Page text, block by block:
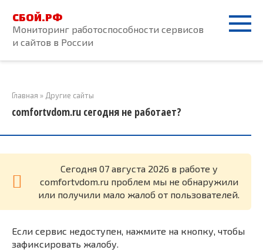
контенту
СБОЙ.РФ
Мониторинг работоспособности сервисов
и сайтов в России
Главная » Другие сайты
comfortvdom.ru сегодня не работает?
Cегодня 07 августа 2026 в работе у
comfortvdom.ru проблем мы не обнаружили
или получили мало жалоб от пользователей.
Если сервис недоступен, нажмите на кнопку, чтобы
зафиксировать жалобу.